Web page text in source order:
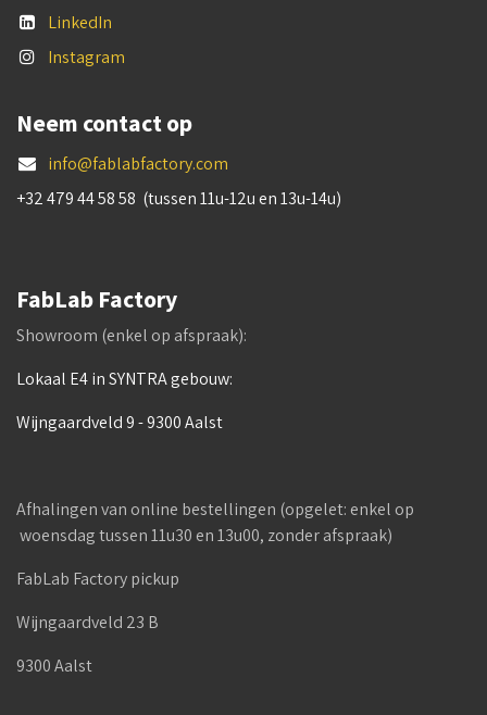
LinkedIn
Instagram
Neem contact op
info@fablabfactory.com
+32 479 44 58 58 (tussen 11u-12u en 13u-14u)
FabLab Factory
Showroom (enkel op afspraak):
Lokaal E4 in SYNTRA gebouw:
Wijngaardveld 9 - 9300 Aalst
Afhalingen van online bestellingen (opgelet: enkel op
woensdag tussen 11u30 en 13u00, zonder afspraak)
FabLab Factory pickup
Wijngaardveld 23 B
9300 Aalst